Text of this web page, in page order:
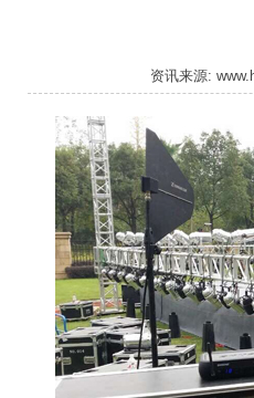
资讯来源: